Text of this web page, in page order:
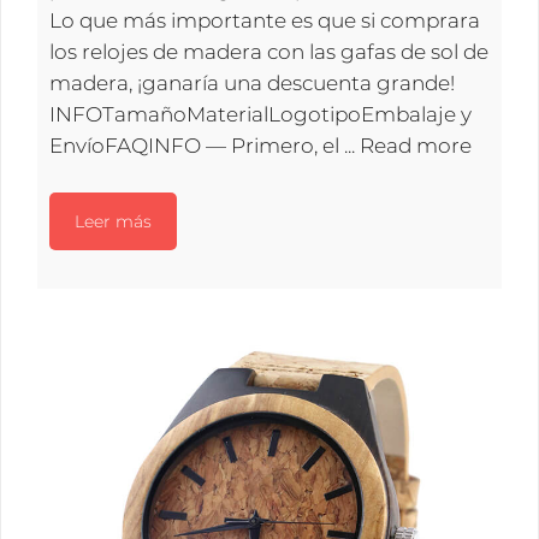
Lo que más importante es que si comprara
los relojes de madera con las gafas de sol de
madera, ¡ganaría una descuenta grande!
INFOTamañoMaterialLogotipoEmbalaje y
EnvíoFAQINFO — Primero, el ... Read more
Leer más